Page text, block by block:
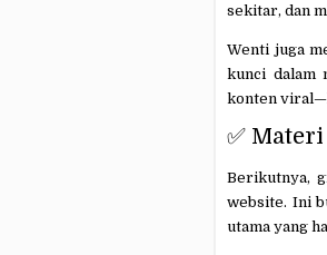
sekitar, dan
Wenti juga
kunci dalam
konten viral—
✅
Berikutnya,
website. Ini
utama yang